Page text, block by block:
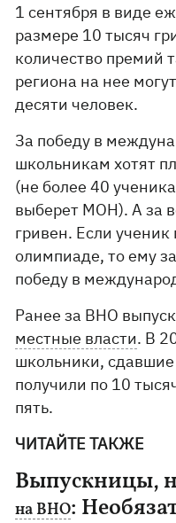
1 сентября в виде
размере 10 тысяч
количество премий
региона на нее
десяти человек.
За победу в
школьникам хотят
(не более 40
выберет МОН). А за
гривен. Если ученик
олимпиаде, то ему
победу в
Ранее за ВНО
местные власти. В
школьники,
получили по 10
пять.
ЧИТАЙТЕ ТАКЖЕ
Выпускницы,
на ВНО: